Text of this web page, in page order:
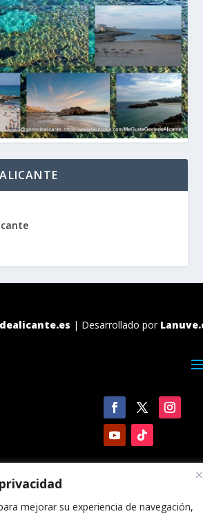
mejorar su experiencia de navegación,
| Desarrollado por